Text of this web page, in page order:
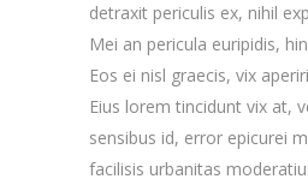
detraxit periculis ex, nihil
Mei an pericula euripidis,
Eos ei nisl graecis, vix
Eius lorem tincidunt vix at,
sensibus id, error epicurei
facilisis urbanitas